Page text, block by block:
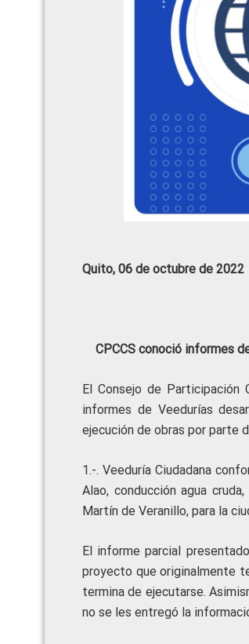
Quito, 06 de octubre de 2022
CPCCS conoció informes
El Consejo de Participación
informes de Veedurías
ejecución de obras por parte
1.-. Veeduría Ciudadana
Alao, conducción agua
Martín de Veranillo, para la
El informe parcial
proyecto que originalmente
termina de ejecutarse.
no se les entregó la